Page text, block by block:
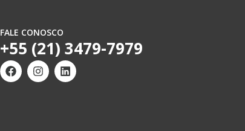
FALE CONOSCO
+55 (21) 3479-7979